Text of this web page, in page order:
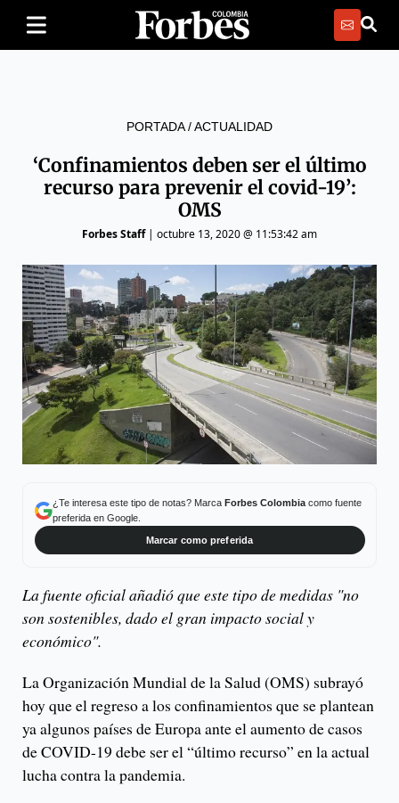
PORTADA/ACTUALIDAD
‘Confinamientos deben ser el último
recurso para prevenir el covid-19’:
OMS
Forbes Staff| octubre 13, 2020 @ 11:53:42 am
¿Te interesa este tipo de notas? Marca Forbes Colombiacomo fuente
preferida en Google.
Marcar como preferida
La fuente oficial añadió que este tipo de medidas "no
son sostenibles, dado el gran impacto social y
económico".
La Organización Mundial de la Salud (OMS) subrayó
hoy que el regreso a los confinamientos que se plantean
ya algunos países de Europa ante el aumento de casos
de COVID-19 debe ser el “último recurso” en la actual
lucha contra la pandemia.